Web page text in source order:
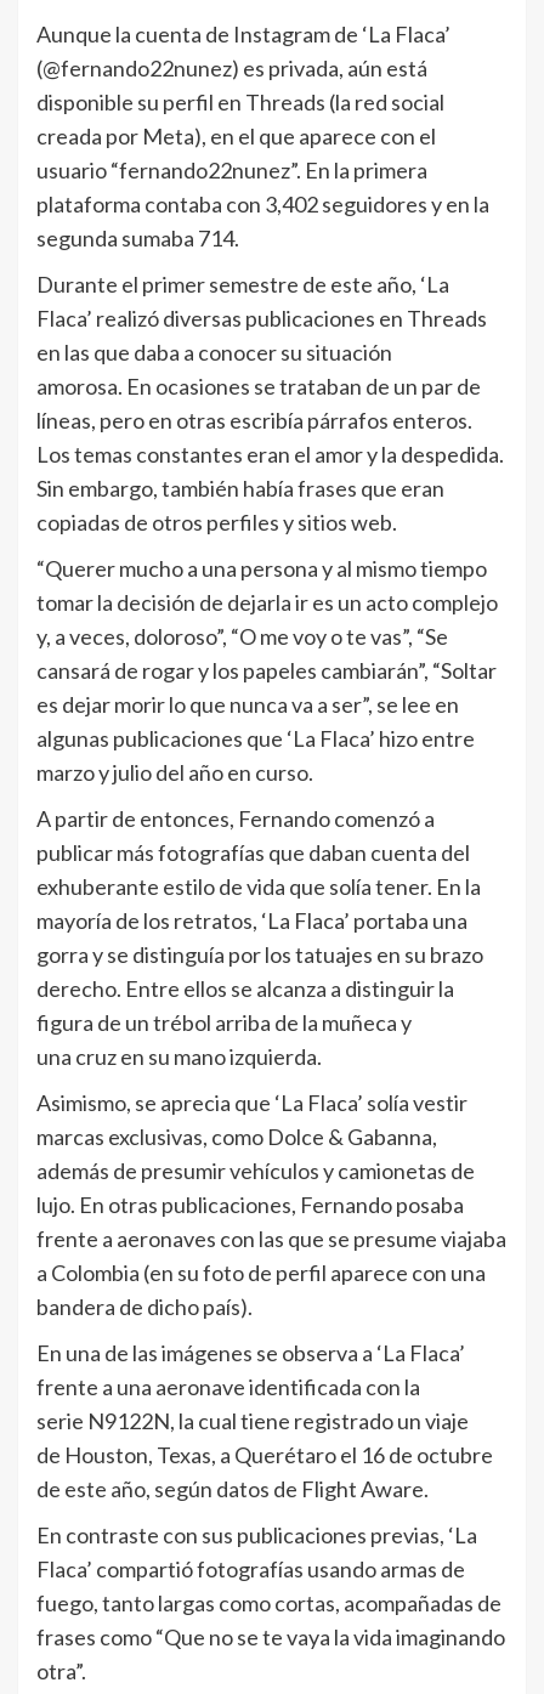
Aunque la cuenta de Instagram de ‘La Flaca’
(@fernando22nunez) es privada, aún está
disponible su perfil en Threads (la red social
creada por Meta), en el que aparece con el
usuario “fernando22nunez”. En la primera
plataforma contaba con 3,402 seguidores y en la
segunda sumaba 714.
Durante el primer semestre de este año, ‘La
Flaca’ realizó diversas publicaciones en Threads
en las que daba a conocer su situación
amorosa. En ocasiones se trataban de un par de
líneas, pero en otras escribía párrafos enteros.
Los temas constantes eran el amor y la despedida.
Sin embargo, también había frases que eran
copiadas de otros perfiles y sitios web.
“Querer mucho a una persona y al mismo tiempo
tomar la decisión de dejarla ir es un acto complejo
y, a veces, doloroso”, “O me voy o te vas”, “Se
cansará de rogar y los papeles cambiarán”, “Soltar
es dejar morir lo que nunca va a ser”, se lee en
algunas publicaciones que ‘La Flaca’ hizo entre
marzo y julio del año en curso.
A partir de entonces, Fernando comenzó a
publicar más fotografías que daban cuenta del
exhuberante estilo de vida que solía tener. En la
mayoría de los retratos, ‘La Flaca’ portaba una
gorra y se distinguía por los tatuajes en su brazo
derecho. Entre ellos se alcanza a distinguir la
figura de un trébol arriba de la muñeca y
una cruz en su mano izquierda.
Asimismo, se aprecia que ‘La Flaca’ solía vestir
marcas exclusivas, como Dolce & Gabanna,
además de presumir vehículos y camionetas de
lujo. En otras publicaciones, Fernando posaba
frente a aeronaves con las que se presume viajaba
a Colombia (en su foto de perfil aparece con una
bandera de dicho país).
En una de las imágenes se observa a ‘La Flaca’
frente a una aeronave identificada con la
serie N9122N, la cual tiene registrado un viaje
de Houston, Texas, a Querétaro el 16 de octubre
de este año, según datos de Flight Aware.
En contraste con sus publicaciones previas, ‘La
Flaca’ compartió fotografías usando armas de
fuego, tanto largas como cortas, acompañadas de
frases como “Que no se te vaya la vida imaginando
otra”.